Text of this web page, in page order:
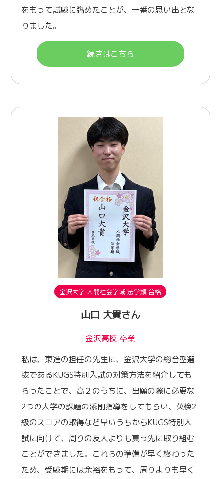
をもって試験に臨めたことが、一番の思い出とな
りました。
続きはこちら
金沢大学 人間社会学域 法学類 合格
山口 大貴さん
金沢高校 卒業
私は、東進の担任の先生に、金沢大学の総合型選
抜であるKUGS特別入試の対策方法を紹介しても
らったことで、高２のうちに、出願の際に必要な
2つの大学の課題の添削指導をしてもらい、英検2
級のスコアの取得など早いうちからKUGS特別入
試に向けて、周りの友人よりも真っ先に取り組む
ことができました。これらの準備が早く終わった
ため、受験期には余裕をもって、周りよりも早く